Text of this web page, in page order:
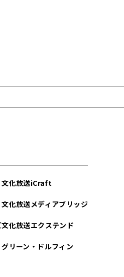
文化放送iCraft
文化放送メディアブリッジ
文化放送エクステンド
グリーン・ドルフィン